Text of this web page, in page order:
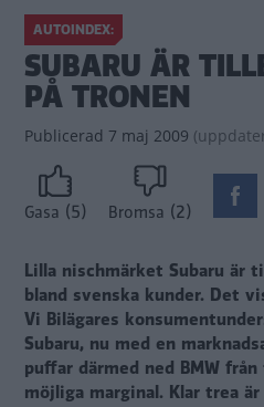
AUTOINDEX:
SUBARU ÄR
PÅ TRONEN
Publicerad 7 maj 2009 (
Gasa (5) Bromsa (2)
Lilla nischmärket Subaru är
bland svenska kunder. Det
Vi Bilägares
Subaru, nu med en
puffar därmed ned BMW
möjliga marginal. Klar trea är